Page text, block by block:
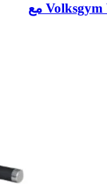
جهاز جيم متعدد المحطات Volksgym VG-13HG مع